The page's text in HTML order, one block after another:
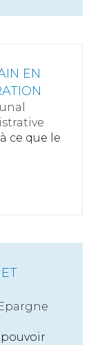
EN
ce que le
pouvoir